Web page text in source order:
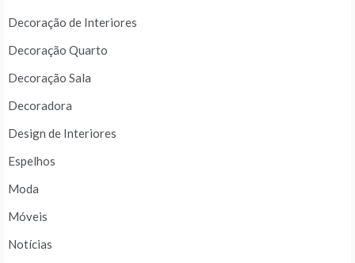
Decoração de Interiores
Decoração Quarto
Decoração Sala
Decoradora
Design de Interiores
Espelhos
Moda
Móveis
Notícias